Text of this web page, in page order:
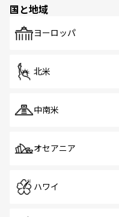
で、ホーカーズ
国と地域
ヨーロッパ
北米
中南米
オセアニア
ハワイ